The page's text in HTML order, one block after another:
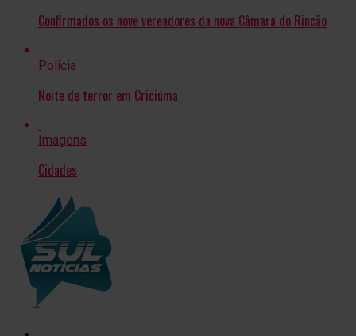
Confirmados os nove vereadores da nova Câmara do Rincão
Polícia
Noite de terror em Criciúma
Imagens
Cidades